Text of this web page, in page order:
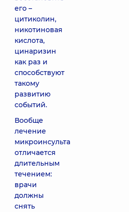
его –
цитиколин,
никотиновая
кислота,
цинаризин
как раз и
способствуют
такому
развитию
событий.
Вообще
лечение
микроинсульта
отличается
длительным
течением:
врачи
должны
снять